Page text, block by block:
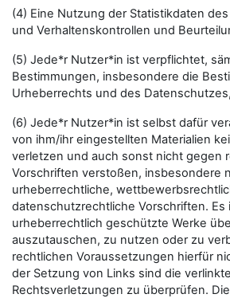
(4) Eine Nutzung der Statistikdaten
und Verhaltenskontrollen und
(5) Jede*r Nutzer*in ist verpflichtet,
Bestimmungen, insbesondere die
Urheberrechts und des
(6) Jede*r Nutzer*in ist selbst dafür
von ihm/ihr eingestellten Materialien
verletzen und auch sonst nicht gegen
Vorschriften verstoßen, insbesondere
urheberrechtliche,
datenschutzrechtliche Vorschriften.
urheberrechtlich geschützte Werke
auszutauschen, zu nutzen oder zu
rechtlichen Voraussetzungen hierfür
der Setzung von Links sind die
Rechtsverletzungen zu überprüfen.